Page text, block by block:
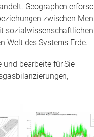
Geographen
zwischen
sozialwissenschaftlichen
Welt des Systems Erde.
und bearbeite für Sie